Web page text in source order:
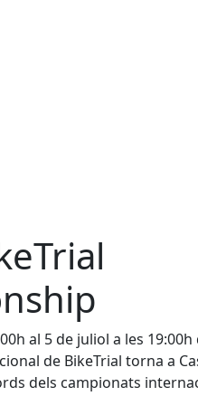
al 5 de juliol a les 19:00h
de BikeTrial torna a
dels campionats